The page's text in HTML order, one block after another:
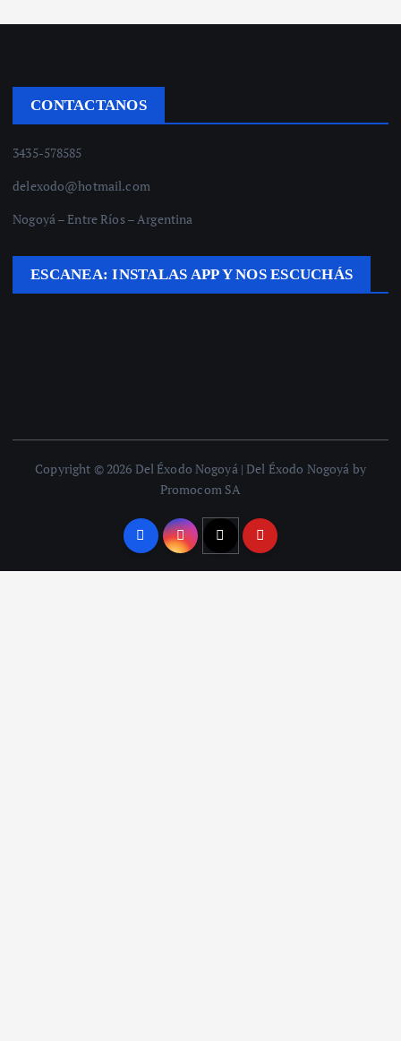
CONTACTANOS
3435-578585
delexodo@hotmail.com
Nogoyá – Entre Ríos – Argentina
ESCANEA: INSTALAS APP Y NOS ESCUCHÁS
Copyright © 2026 Del Éxodo Nogoyá | Del Éxodo Nogoyá by
Promocom SA